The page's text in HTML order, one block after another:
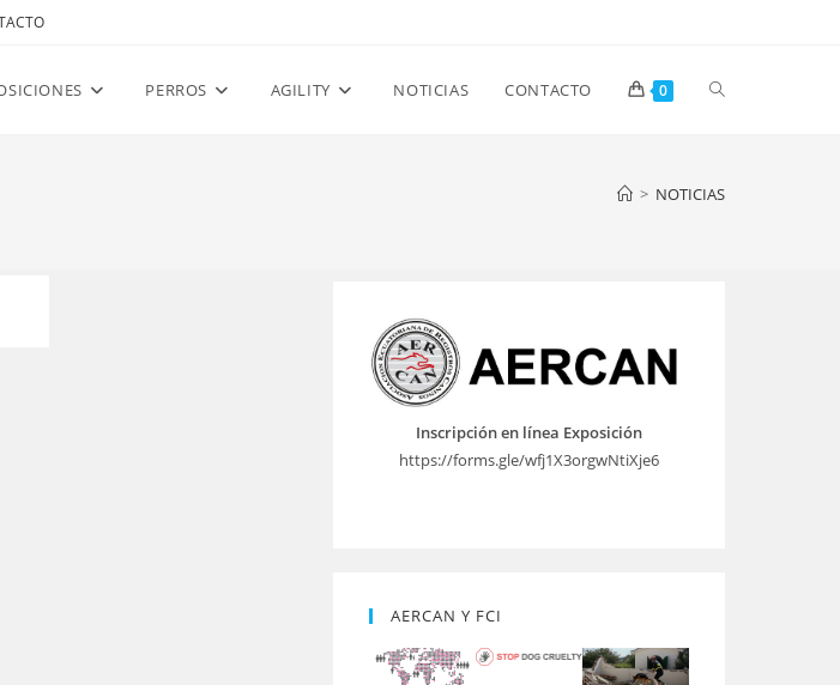
PERROS AGILITY NOTICIAS CONTACTO 0 Alternar
> NOTICIAS
Inscripción en línea Exposición
https://forms.gle/wfj1X3orgwNtiXje6
AERCAN Y FCI